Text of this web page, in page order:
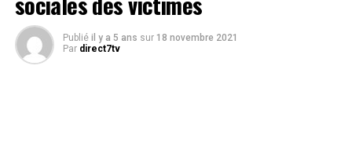
Publié il y a 5 ans sur 18 novembre 2021
Par direct7tv